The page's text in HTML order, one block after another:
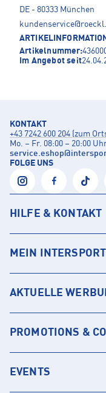
DE - 80333 München
Artikelnummer:
Im Angebot seit
KONTAKT
+43 7242 600 204 (zum
Mo. – Fr. 08:00 – 20:00
service.eshop@
FOLGE UNS
HILFE & KONTAKT
MEIN INTERSPORT
AKTUELLE
PROMOTIONS &
EVENTS